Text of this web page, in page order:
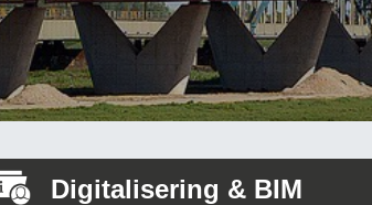
Digitalisering & BIM